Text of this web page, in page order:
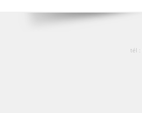
tél :